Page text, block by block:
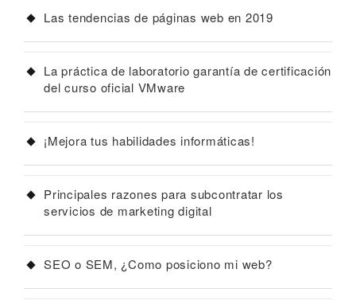
Las tendencias de páginas web en 2019
La práctica de laboratorio garantía de certificación
del curso oficial VMware
¡Mejora tus habilidades informáticas!
Principales razones para subcontratar los
servicios de marketing digital
SEO o SEM, ¿Como posiciono mi web?